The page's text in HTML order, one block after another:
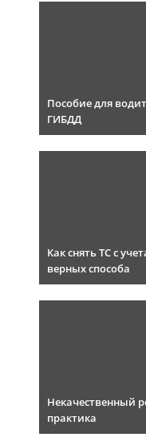
Пособие для
ГИБДД
Как снять ТС с
верных способа
Некачественный
практика